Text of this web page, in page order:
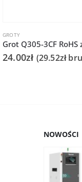
GROTY
24.00zł (29.52zł
NOWOŚCI